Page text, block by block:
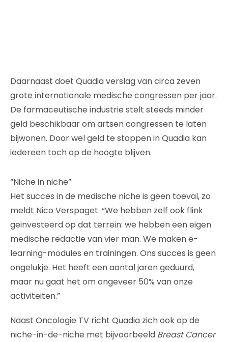
Daarnaast doet Quadia verslag van circa zeven
grote internationale medische congressen per jaar.
De farmaceutische industrie stelt steeds minder
geld beschikbaar om artsen congressen te laten
bijwonen. Door wel geld te stoppen in Quadia kan
iedereen toch op de hoogte blijven.
“Niche in niche”
Het succes in de medische niche is geen toeval, zo
meldt Nico Verspaget. “We hebben zelf ook flink
geinvesteerd op dat terrein: we hebben een eigen
medische redactie van vier man. We maken e-
learning-modules en trainingen. Ons succes is geen
ongelukje. Het heeft een aantal jaren geduurd,
maar nu gaat het om ongeveer 50% van onze
activiteiten.”
Naast Oncologie TV richt Quadia zich ook op de
niche-in-de-niche met bijvoorbeeld Breast Cancer